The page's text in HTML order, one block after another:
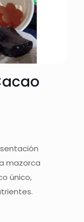
mazorca
único,